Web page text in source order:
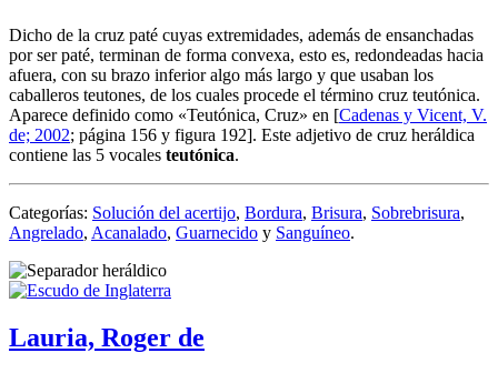
Dicho de la cruz paté cuyas extremidades, además de ensanchadas
por ser paté, terminan de forma convexa, esto es, redondeadas hacia
afuera, con su brazo inferior algo más largo y que usaban los
caballeros teutones, de los cuales procede el término cruz teutónica.
Aparece definido como «Teutónica, Cruz» en [Cadenas y Vicent, V.
de; 2002; página 156 y figura 192]. Este adjetivo de cruz heráldica
contiene las 5 vocales teutónica.
Categorías: Solución del acertijo, Bordura, Brisura, Sobrebrisura,
Angrelado, Acanalado, Guarnecido y Sanguíneo.
Lauria, Roger de